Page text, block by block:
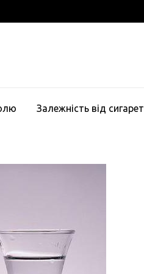
Залежність від сигарет